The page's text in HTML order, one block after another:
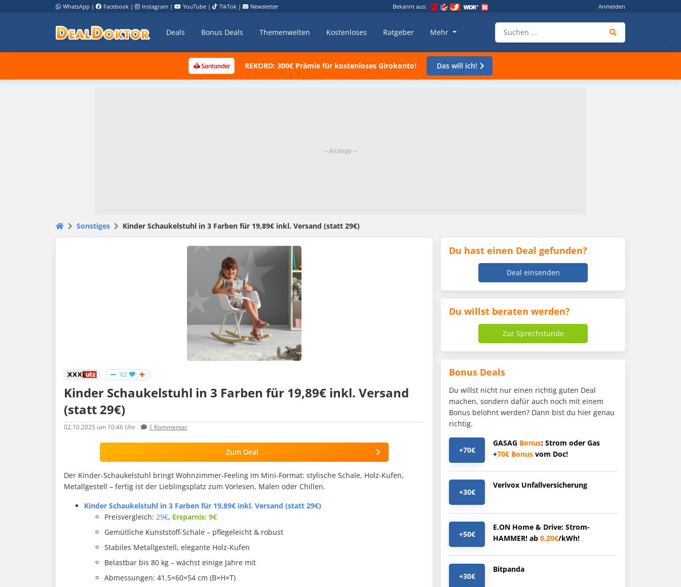
WhatsApp | Facebook | Instagram | YouTube | TikTok | Newsletter Bekannt aus: Anmelden
Deals Bonus Deals Themenwelten Kostenloses Ratgeber Mehr
REKORD: 300€ Prämie für kostenloses Girokonto! Das will ich!
Sonstiges Kinder Schaukelstuhl in 3 Farben für 19,89€ inkl. Versand (statt 29€)
62
Kinder Schaukelstuhl in 3 Farben für 19,89€ inkl. Versand
(statt 29€)
02.10.2025 um 10:46 Uhr 1 Kommentar
Zum Deal
Der Kinder-Schaukelstuhl bringt Wohnzimmer-Feeling im Mini-Format: stylische Schale, Holz-Kufen,
Metallgestell – fertig ist der Lieblingsplatz zum Vorlesen, Malen oder Chillen.
Kinder Schaukelstuhl in 3 Farben für 19,89€ inkl. Versand (statt 29€)
Preisvergleich: 29€, Ersparnis: 9€
Gemütliche Kunststoff-Schale – pflegeleicht & robust
Stabiles Metallgestell, elegante Holz-Kufen
Belastbar bis 80 kg – wächst einige Jahre mit
Abmessungen: 41,5×60×54 cm (B×H×T)
Du hast einen Deal gefunden?
Deal einsenden
Du willst beraten werden?
Zur Sprechstunde
Bonus Deals
Du willst nicht nur einen richtig guten Deal
machen, sondern dafür auch noch mit einem
Bonus belohnt werden? Dann bist du hier genau
richtig.
+70€
GASAG Bonus: Strom oder Gas
+70€ Bonus vom Doc!
+30€
Verivox Unfallversicherung
+50€
E.ON Home & Drive: Strom-
HAMMER! ab 0,20€/kWh!
+30€
Bitpanda